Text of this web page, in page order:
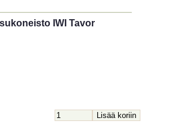
IWI Tavor